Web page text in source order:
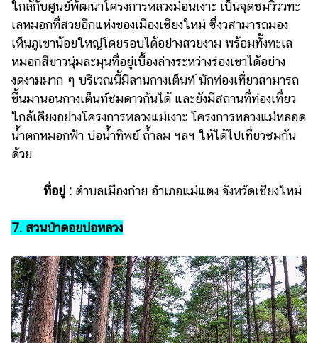
ใกล้กับศูนย์พัฒนาโครงการหลวงม่อนเงาะ เป็นจุดชมวิววทะ
เลหมอกที่สวยอีกแห่งของเมืองเชียงใหม่ ซึ่งวสามารถมอง
เห็นภูเขาน้อยใหญ่โดยรอบได้อย่างสวยงาม พร้อมทั้งทะเล
หมอกสีขาวนุ่มละมุนที่อยู่เบื้องล่างระหว่างร่องเขาได้อย่าง
งดงามมาก ๆ บริเวณนี้มีลานกางเต็นท์ นักท่องเที่ยวสามารถ
ขึ้นมานอนกางเต็นท์ชมดาวกันได้ และยังมีสถานที่ท่องเที่ยว
ใกล้เคียงอย่างโครงการหลวงแม่เงาะ โครงการหลวงแม่หลอด
น้ำตกหมอกฟ้า บ่อน้ำทิพย์ ถ้ำลม ฯลฯ ให้ได้ไปเที่ยวชมกัน
ด้วย
ที่อยู่ : ตำบลเมืองก๋าย อำเภอแม่แตง จังหวัดเชียงใหม่
7. สวนป่าดอยบ่อหลวง